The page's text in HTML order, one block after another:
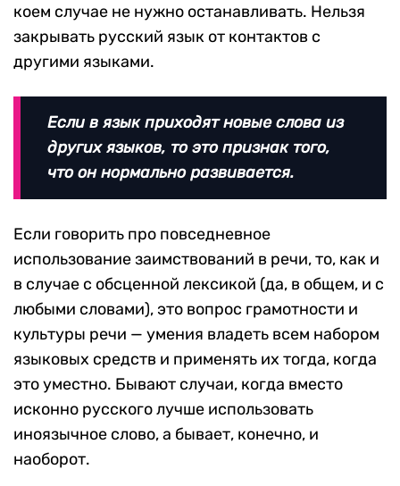
коем случае не нужно останавливать. Нельзя
закрывать русский язык от контактов с
другими языками.
Если в язык приходят новые слова из
других языков, то это признак того,
что он нормально развивается.
Если говорить про повседневное
использование заимствований в речи, то, как и
в случае с обсценной лексикой (да, в общем, и с
любыми словами), это вопрос грамотности и
культуры речи — умения владеть всем набором
языковых средств и применять их тогда, когда
это уместно. Бывают случаи, когда вместо
исконно русского лучше использовать
иноязычное слово, а бывает, конечно, и
наоборот.